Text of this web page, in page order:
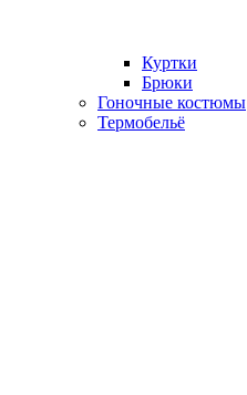
Куртки
Брюки
Гоночные костюмы
Термобельё